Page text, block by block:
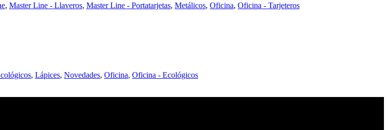
, Master Line - Llaveros, Master Line - Portatarjetas, Metálicos, Oficina, Oficina - Tarjeteros
, Lápices, Novedades, Oficina, Oficina - Ecológicos